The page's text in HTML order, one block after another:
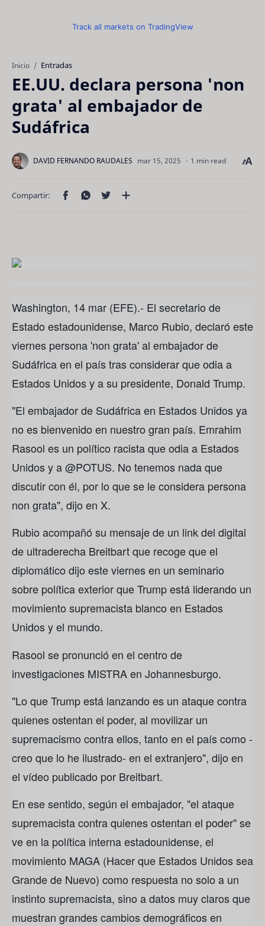
Track all markets on TradingView
Inicio Entradas
EE.UU. declara persona 'non
grata' al embajador de
Sudáfrica
1 min read
Washington, 14 mar (EFE).- El secretario de
Estado estadounidense, Marco Rubio, declaró este
viernes persona 'non grata' al embajador de
Sudáfrica en el país tras considerar que odia a
Estados Unidos y a su presidente, Donald Trump.
"El embajador de Sudáfrica en Estados Unidos ya
no es bienvenido en nuestro gran país. Emrahim
Rasool es un político racista que odia a Estados
Unidos y a @POTUS. No tenemos nada que
discutir con él, por lo que se le considera persona
non grata", dijo en X.
Rubio acompañó su mensaje de un link del digital
de ultraderecha Breitbart que recoge que el
diplomático dijo este viernes en un seminario
sobre política exterior que Trump está liderando un
movimiento supremacista blanco en Estados
Unidos y el mundo.
Rasool se pronunció en el centro de
investigaciones MISTRA en Johannesburgo.
"Lo que Trump está lanzando es un ataque contra
quienes ostentan el poder, al movilizar un
supremacismo contra ellos, tanto en el país como -
creo que lo he ilustrado- en el extranjero", dijo en
el vídeo publicado por Breitbart.
En ese sentido, según el embajador, "el ataque
supremacista contra quienes ostentan el poder" se
ve en la política interna estadounidense, el
movimiento MAGA (Hacer que Estados Unidos sea
Grande de Nuevo) como respuesta no solo a un
instinto supremacista, sino a datos muy claros que
muestran grandes cambios demográficos en